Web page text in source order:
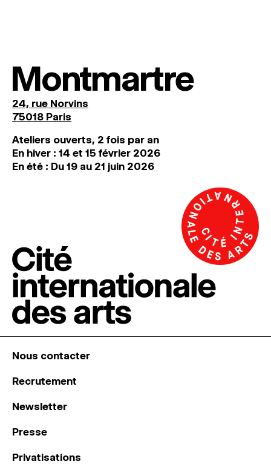
Montmartre
24, rue Norvins
75018 Paris
Ateliers ouverts, 2 fois par an
En hiver : 14 et 15 février 2026
En été : Du 19 au 21 juin 2026
Nous contacter
Recrutement
Newsletter
Presse
Privatisations